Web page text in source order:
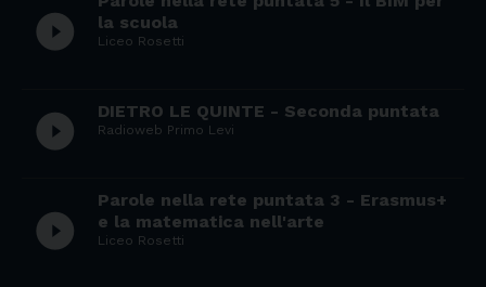
play_circle_filled
la scuola
Liceo Rosetti
play_circle_filled DIETRO LE QUINTE - Seconda puntata
Radioweb Primo Levi
play_circle_filled
Parole nella rete puntata 3 - Erasmus+
e la matematica nell'arte
Liceo Rosetti